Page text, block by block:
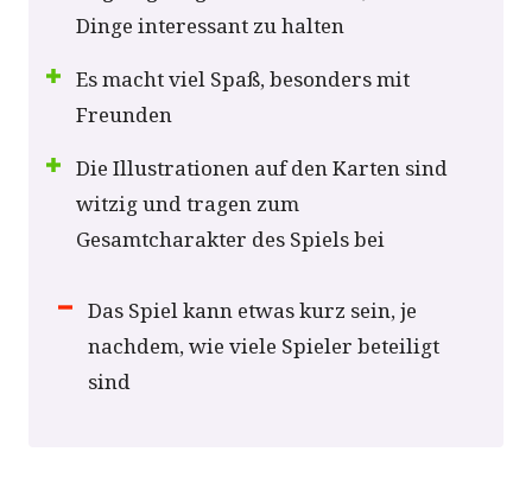
Dinge interessant zu halten
Es macht viel Spaß, besonders mit
Freunden
Die Illustrationen auf den Karten sind
witzig und tragen zum
Gesamtcharakter des Spiels bei
Das Spiel kann etwas kurz sein, je
nachdem, wie viele Spieler beteiligt
sind